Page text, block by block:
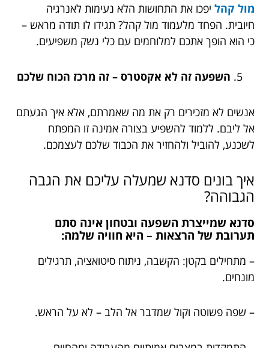
מול קהל יפכו את התחושות הלא נעימות לאנרגיה
חיובית. הפחד מלעמוד מול קהל? תגידו לו תודה מראש –
כי הוא הופך אתכם למלוחמים עם כלי נשק משפיעים.
השפעה זה לא אקסטרס – זה מרכז הכוח שלכם
אנשים לא מזכירים רק את מה שאמרתם, אלא איך הגעתם
אל ליבם. ללמוד להשפיע בצורה אמינה זו המפתח
לשכנע, להוביל ולהחזיר את הכבוד שלכם לעצמכם.
איך בונים סדנא שמעלה עליכם את הגבה
הגבוהה?
סדנא שמייצרת השפעה ובטחון אינה סתם
תערובת של הרצאות – היא חוויה שלמה:
– מתחילים בקטן: הקשבה, ניתוח סיטואציה, תרגילים
מונחים.
– שפה פשוטה וקול שמדבר אל הלב – לא על הראש.